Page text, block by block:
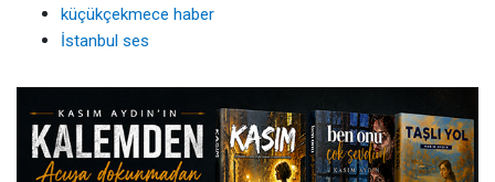
küçükçekmece haber
İstanbul ses